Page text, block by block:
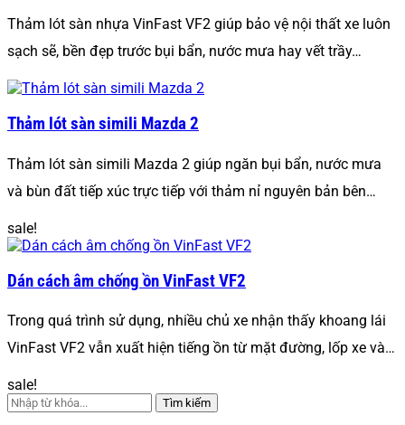
Thảm lót sàn nhựa VinFast VF2 giúp bảo vệ nội thất xe luôn
sạch sẽ, bền đẹp trước bụi bẩn, nước mưa hay vết trầy…
Thảm lót sàn simili Mazda 2
Thảm lót sàn simili Mazda 2 giúp ngăn bụi bẩn, nước mưa
và bùn đất tiếp xúc trực tiếp với thảm nỉ nguyên bản bên…
sale!
Dán cách âm chống ồn VinFast VF2
Trong quá trình sử dụng, nhiều chủ xe nhận thấy khoang lái
VinFast VF2 vẫn xuất hiện tiếng ồn từ mặt đường, lốp xe và…
sale!
Tìm kiếm